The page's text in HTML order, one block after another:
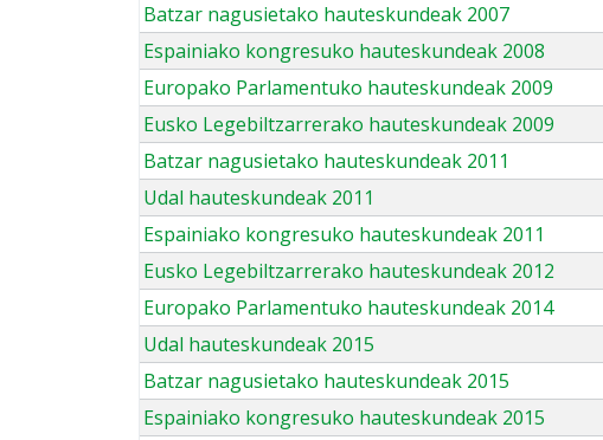
Batzar nagusietako hauteskundeak 2007
Espainiako kongresuko hauteskundeak 2008
Europako Parlamentuko hauteskundeak 2009
Eusko Legebiltzarrerako hauteskundeak 2009
Batzar nagusietako hauteskundeak 2011
Udal hauteskundeak 2011
Espainiako kongresuko hauteskundeak 2011
Eusko Legebiltzarrerako hauteskundeak 2012
Europako Parlamentuko hauteskundeak 2014
Udal hauteskundeak 2015
Batzar nagusietako hauteskundeak 2015
Espainiako kongresuko hauteskundeak 2015